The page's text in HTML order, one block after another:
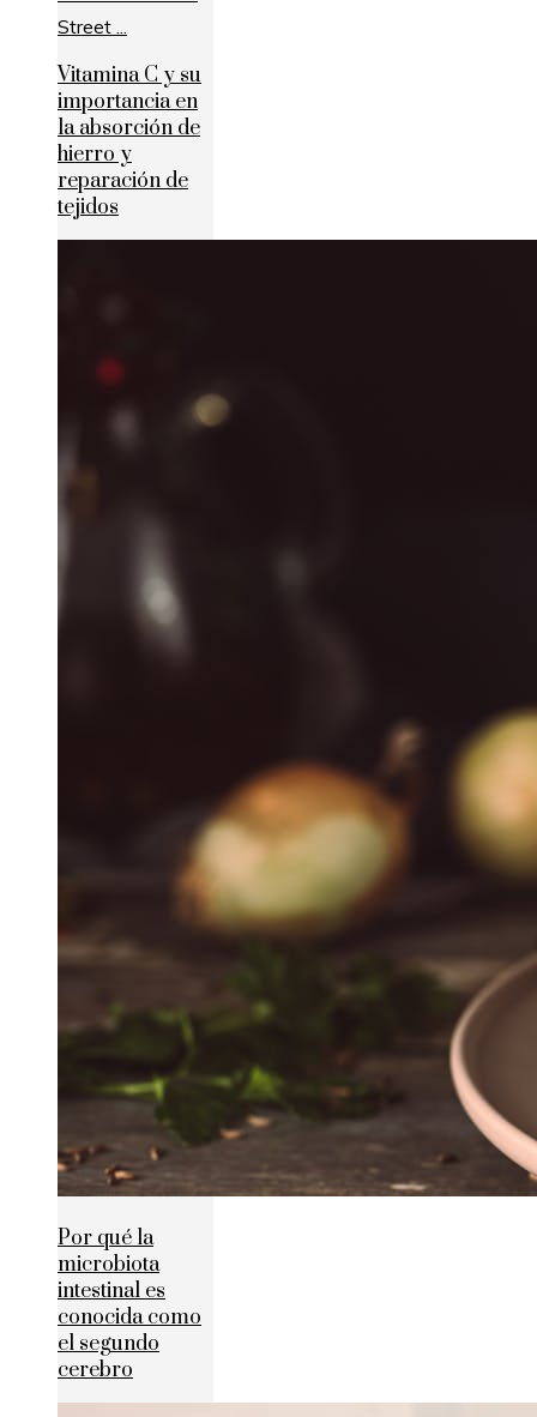
Vitamina C y su
importancia en
la absorción de
hierro y
reparación de
tejidos
Por qué la
microbiota
intestinal es
conocida como
el segundo
cerebro